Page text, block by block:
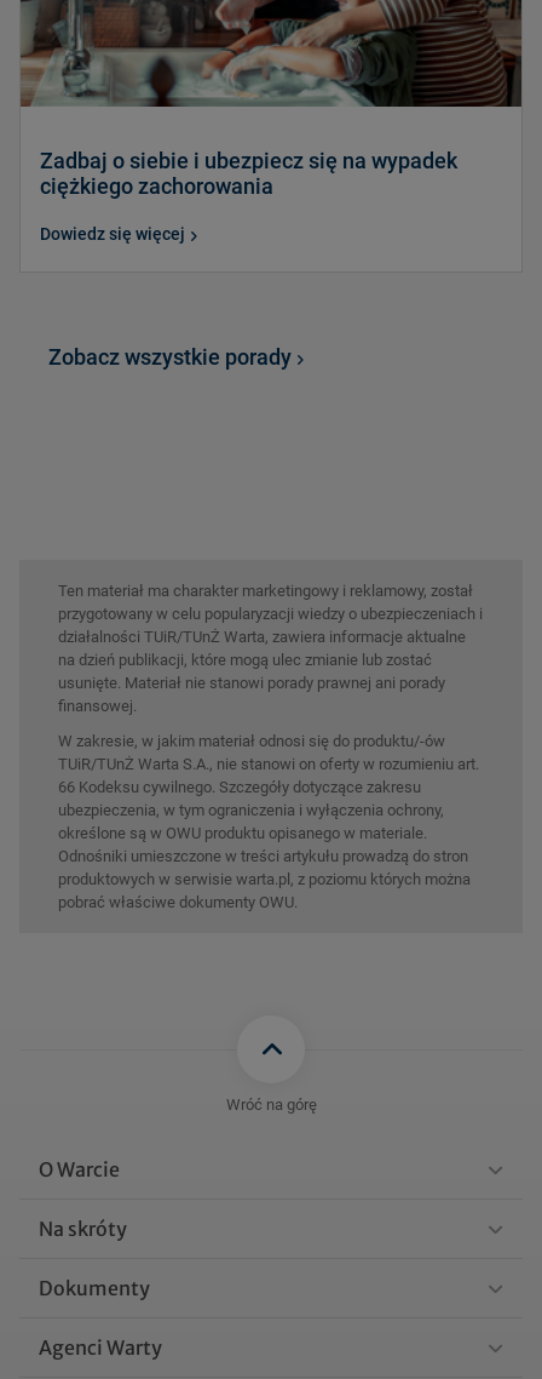
Zadbaj o siebie i ubezpiecz się na wypadek
ciężkiego zachorowania
Dowiedz się więcej
Zobacz wszystkie porady
Ten materiał ma charakter marketingowy i reklamowy, został
przygotowany w celu popularyzacji wiedzy o ubezpieczeniach i
działalności TUiR/TUnŻ Warta, zawiera informacje aktualne
na dzień publikacji, które mogą ulec zmianie lub zostać
usunięte. Materiał nie stanowi porady prawnej ani porady
finansowej.
W zakresie, w jakim materiał odnosi się do produktu/-ów
TUiR/TUnŻ Warta S.A., nie stanowi on oferty w rozumieniu art.
66 Kodeksu cywilnego. Szczegóły dotyczące zakresu
ubezpieczenia, w tym ograniczenia i wyłączenia ochrony,
określone są w OWU produktu opisanego w materiale.
Odnośniki umieszczone w treści artykułu prowadzą do stron
produktowych w serwisie warta.pl, z poziomu których można
pobrać właściwe dokumenty OWU.
Wróć na górę
O Warcie
Na skróty
Dokumenty
Agenci Warty